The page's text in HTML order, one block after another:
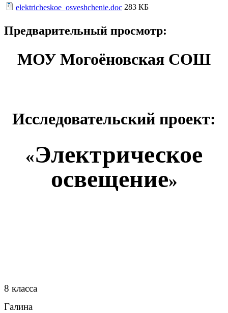
elektricheskoe_osveshchenie.doc 283 КБ
Предварительный просмотр:
МОУ Могоёновская СОШ
Исследовательский проект:
«Электрическое
освещение»
8 класса
Галина